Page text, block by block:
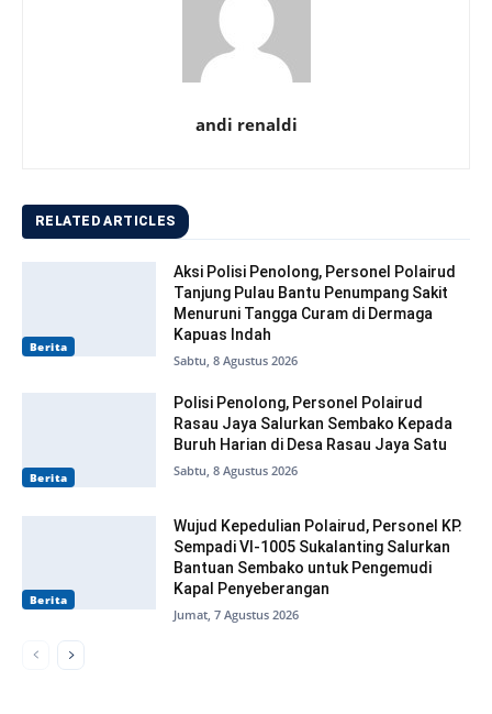
andi renaldi
RELATED ARTICLES
Berita
Aksi Polisi Penolong, Personel Polairud
Tanjung Pulau Bantu Penumpang Sakit
Menuruni Tangga Curam di Dermaga
Kapuas Indah
Sabtu, 8 Agustus 2026
Berita
Polisi Penolong, Personel Polairud
Rasau Jaya Salurkan Sembako Kepada
Buruh Harian di Desa Rasau Jaya Satu
Sabtu, 8 Agustus 2026
Berita
Wujud Kepedulian Polairud, Personel KP.
Sempadi VI-1005 Sukalanting Salurkan
Bantuan Sembako untuk Pengemudi
Kapal Penyeberangan
Jumat, 7 Agustus 2026